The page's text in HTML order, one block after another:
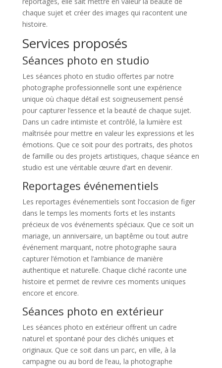
chaque sujet et créer des images qui racontent une
histoire.
Services proposés
Séances photo en studio
Les séances photo en studio offertes par notre
photographe professionnelle sont une expérience
unique où chaque détail est soigneusement pensé
pour capturer l’essence et la beauté de chaque sujet.
Dans un cadre intimiste et contrôlé, la lumière est
maîtrisée pour mettre en valeur les expressions et les
émotions. Que ce soit pour des portraits, des photos
de famille ou des projets artistiques, chaque séance en
studio est une véritable œuvre d’art en devenir.
Reportages événementiels
Les reportages événementiels sont l’occasion de figer
dans le temps les moments forts et les instants
précieux de vos événements spéciaux. Que ce soit un
mariage, un anniversaire, un baptême ou tout autre
événement marquant, notre photographe saura
capturer l’émotion et l’ambiance de manière
authentique et naturelle. Chaque cliché raconte une
histoire et permet de revivre ces moments uniques
encore et encore.
Séances photo en extérieur
Les séances photo en extérieur offrent un cadre
naturel et spontané pour des clichés uniques et
originaux. Que ce soit dans un parc, en ville, à la
campagne ou au bord de l’eau, la photographe